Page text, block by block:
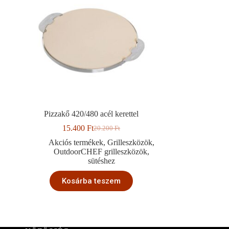
Pizzakő 420/480 acél kerettel
20.200Ft
Original
price
was:
20.200 Ft.
15.400FtCurrent
price
is:
15.400 Ft.
Akciós termékek,Grilleszközök,
OutdoorCHEF grilleszközök,
sütéshez
Kosárba teszem